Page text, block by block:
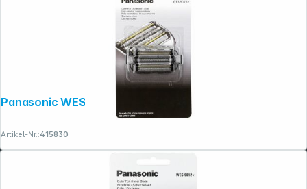
Panasonic WES 9175 Y 1361
Artikel-Nr.:415830